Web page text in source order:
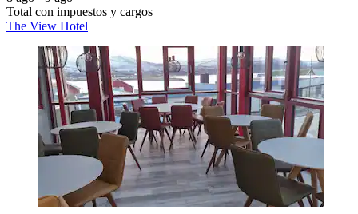
Total con impuestos y cargos
The View Hotel